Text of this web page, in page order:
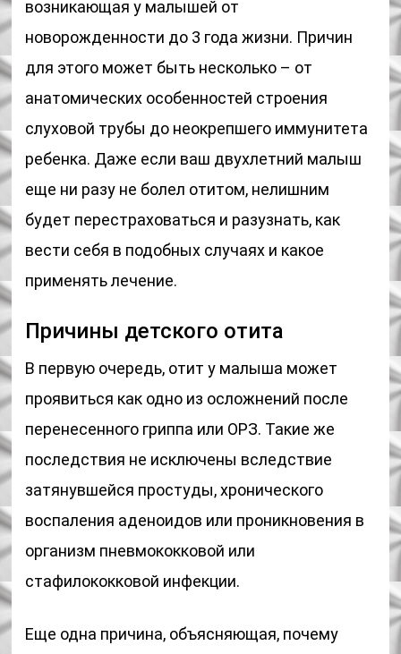
возникающая у малышей от
новорожденности до 3 года жизни. Причин
для этого может быть несколько – от
анатомических особенностей строения
слуховой трубы до неокрепшего иммунитета
ребенка. Даже если ваш двухлетний малыш
еще ни разу не болел отитом, нелишним
будет перестраховаться и разузнать, как
вести себя в подобных случаях и какое
применять лечение.
Причины детского отита
В первую очередь, отит у малыша может
проявиться как одно из осложнений после
перенесенного гриппа или ОРЗ. Такие же
последствия не исключены вследствие
затянувшейся простуды, хронического
воспаления аденоидов или проникновения в
организм пневмококковой или
стафилококковой инфекции.
Еще одна причина, объясняющая, почему